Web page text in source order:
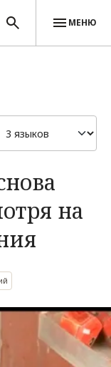
МЕНЮ
на